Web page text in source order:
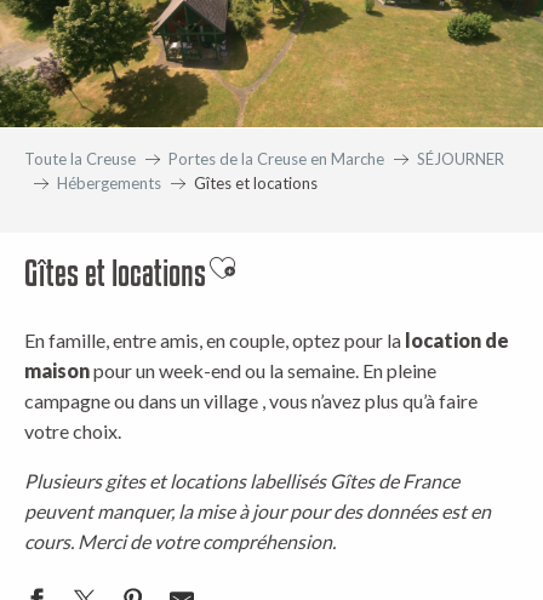
Toute la Creuse Portes de la Creuse en Marche
SÉJOURNER
Hébergements
Gîtes et locations
Gîtes et locationsAjouter aux favoris
En famille, entre amis, en couple, optez pour la location de
maisonpour un week-end ou la semaine. En pleine
campagne ou dans un village , vous n’avez plus qu’à faire
votre choix.
Plusieurs gites et locations labellisés Gîtes de France
peuvent manquer, la mise à jour pour des données est en
cours. Merci de votre compréhension.